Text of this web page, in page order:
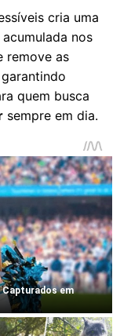
cria uma
nos
remove as
quem busca
sempre em dia.